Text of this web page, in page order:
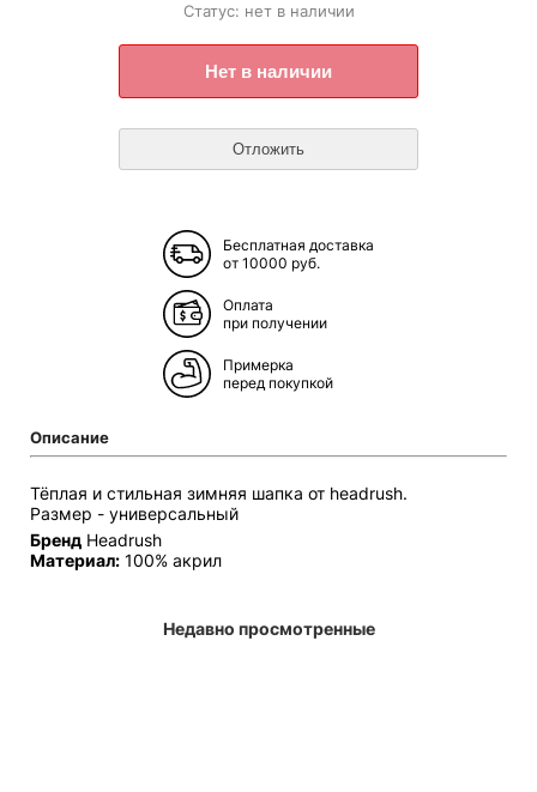
Статус: нет в наличии
Бесплатная доставка
от 10000 руб.
Оплата
при получении
Примерка
перед покупкой
Описание
Тёплая и стильная зимняя шапка от headrush.
Размер - универсальный
Бренд Headrush
Материал: 100% акрил
Недавно просмотренные